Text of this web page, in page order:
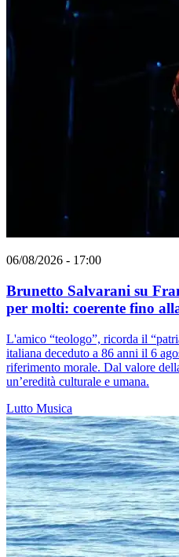
06/08/2026 - 17:00
Brunetto Salvarani su
per molti: coerente fino
L'amico “teologo”, ricorda il
italiana deceduto a 86 anni il 6
riferimento morale. Dal valore
un’eredità culturale e umana.
Lutto Musica